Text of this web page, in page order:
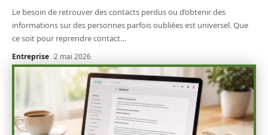
Le besoin de retrouver des contacts perdus ou d’obtenir des
informations sur des personnes parfois oubliées est universel. Que
ce soit pour reprendre contact…
Entreprise 2 mai 2026